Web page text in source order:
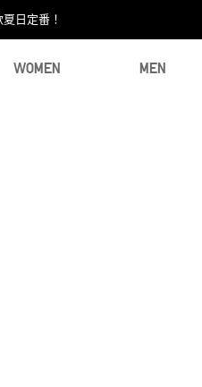
日定番！​
WOMEN MEN